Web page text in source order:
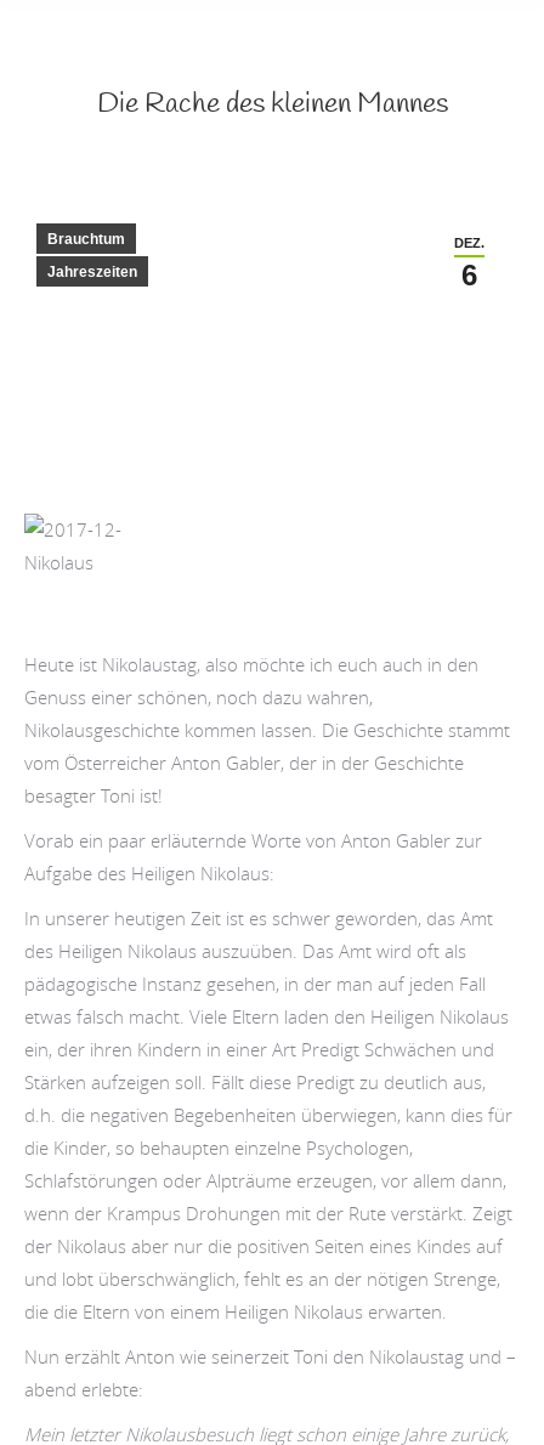
Die Rache des kleinen Mannes
DEZ.
6
Brauchtum
Jahreszeiten
Heute ist Nikolaustag, also möchte ich euch auch in den
Genuss einer schönen, noch dazu wahren,
Nikolausgeschichte kommen lassen. Die Geschichte stammt
vom Österreicher Anton Gabler, der in der Geschichte
besagter Toni ist!
Vorab ein paar erläuternde Worte von Anton Gabler zur
Aufgabe des Heiligen Nikolaus:
In unserer heutigen Zeit ist es schwer geworden, das Amt
des Heiligen Nikolaus auszuüben. Das Amt wird oft als
pädagogische Instanz gesehen, in der man auf jeden Fall
etwas falsch macht. Viele Eltern laden den Heiligen Nikolaus
ein, der ihren Kindern in einer Art Predigt Schwächen und
Stärken aufzeigen soll. Fällt diese Predigt zu deutlich aus,
d.h. die negativen Begebenheiten überwiegen, kann dies für
die Kinder, so behaupten einzelne Psychologen,
Schlafstörungen oder Alpträume erzeugen, vor allem dann,
wenn der Krampus Drohungen mit der Rute verstärkt. Zeigt
der Nikolaus aber nur die positiven Seiten eines Kindes auf
und lobt überschwänglich, fehlt es an der nötigen Strenge,
die die Eltern von einem Heiligen Nikolaus erwarten.
Nun erzählt Anton wie seinerzeit Toni den Nikolaustag und –
abend erlebte:
Mein letzter Nikolausbesuch liegt schon einige Jahre zurück,